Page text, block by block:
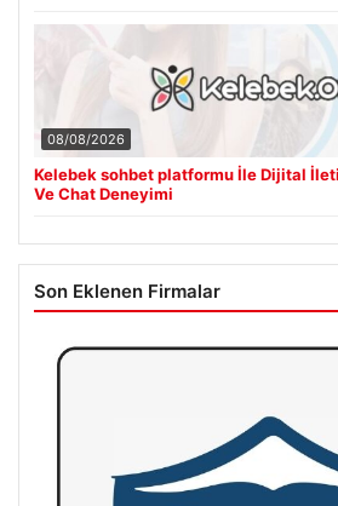
08/08/2026
Kelebek sohbet platformu İle Dijital
Ve Chat Deneyimi
Son Eklenen Firmalar